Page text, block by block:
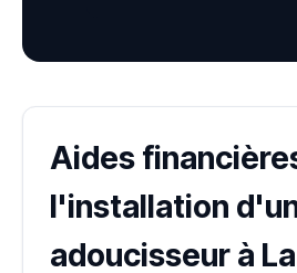
Aides
l'installation
adoucisseur à